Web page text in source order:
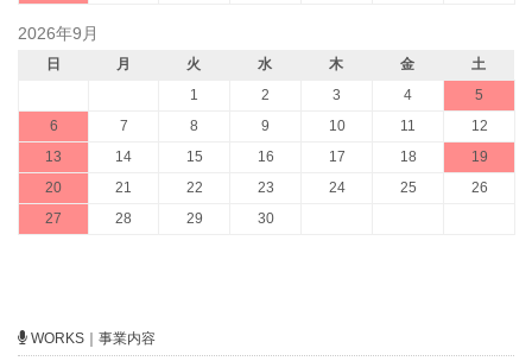
2026年9月
日 月 火 水 木 金
土
1
2 3 4
5
6
7 8 9 10 11
12
13
14 15 16 17 18
19
20
21 22 23 24 25
26
27
28 29 30
WORKS｜事業内容